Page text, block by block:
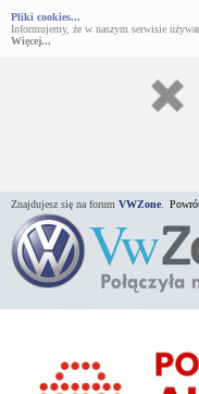
Pliki cookies...
Informujemy, że w naszym serwisie
Więcej...
Znajdujesz się na forum VWZone